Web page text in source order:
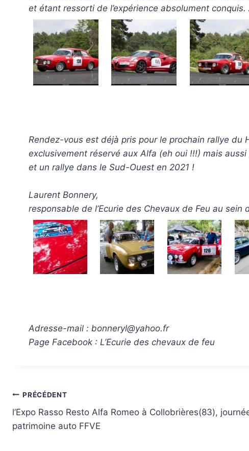
et étant ressorti de l’expérience absolument conquis.
Rendez-vous est déjà pris pour le prochain rallye
exclusivement réservé aux Alfa (eh oui !!!) mais
et un rallye dans le Sud-Ouest en 2021 !
Laurent Bonnery,
responsable de l’Ecurie des Chevaux de Feu au sein
Adresse-mail : bonneryl@yahoo.fr
Page Facebook : L’Ecurie des chevaux de feu
Navigation
de
PRÉCÉDENT
l’Expo Rasso Resto Alfa Romeo à Collobrières(83),
patrimoine auto FFVE